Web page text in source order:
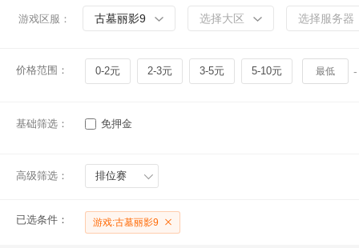
游戏区服： 古墓丽影9 选择大区 选择服务器
价格范围： 0-2元 2-3元 3-5元 5-10元 -
基础筛选： 免押金
高级筛选： 排位赛
已选条件： 游戏:古墓丽影9